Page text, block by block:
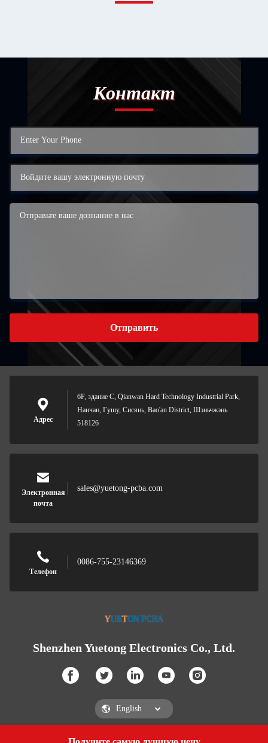
Контакт
Отправить
Адрес
6F, здание C, Qianwan Hard Technology Industrial Park,
Нанчан, Гушу, Сисянь, Bao'an District, Шэньчжэнь
518126
Электронная
почта
sales@yuetong-pcba.com
Телефон
0086-755-23146369
Shenzhen Yuetong Electronics Co., Ltd.